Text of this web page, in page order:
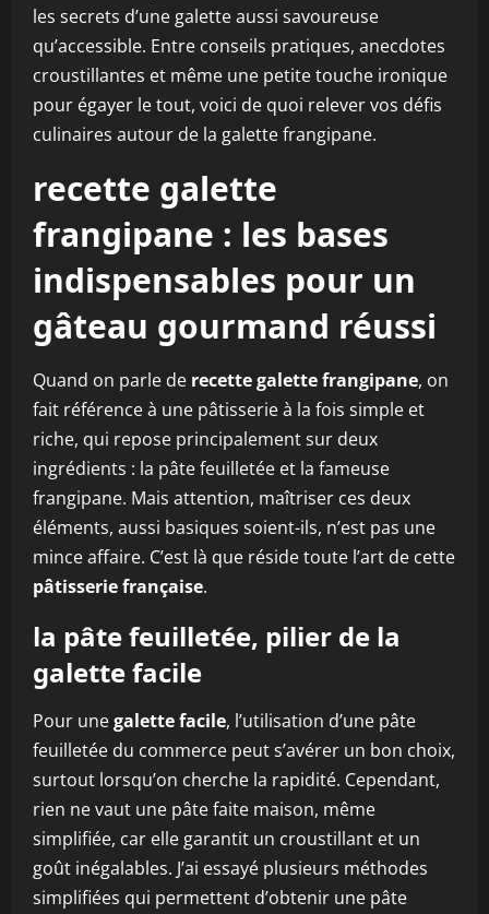
les secrets d’une galette aussi savoureuse
qu’accessible. Entre conseils pratiques, anecdotes
croustillantes et même une petite touche ironique
pour égayer le tout, voici de quoi relever vos défis
culinaires autour de la galette frangipane.
recette galette
frangipane : les bases
indispensables pour un
gâteau gourmand réussi
Quand on parle de recette galette frangipane, on
fait référence à une pâtisserie à la fois simple et
riche, qui repose principalement sur deux
ingrédients : la pâte feuilletée et la fameuse
frangipane. Mais attention, maîtriser ces deux
éléments, aussi basiques soient-ils, n’est pas une
mince affaire. C’est là que réside toute l’art de cette
pâtisserie française.
la pâte feuilletée, pilier de la
galette facile
Pour unegalette facile, l’utilisation d’une pâte
feuilletée du commerce peut s’avérer un bon choix,
surtout lorsqu’on cherche la rapidité. Cependant,
rien ne vaut une pâte faite maison, même
simplifiée, car elle garantit un croustillant et un
goût inégalables. J’ai essayé plusieurs méthodes
simplifiées qui permettent d’obtenir une pâte